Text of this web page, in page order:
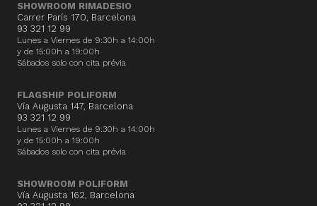
SHOWROOM RIMADESIO
Carrer París 170, Barcelona
93 321 12 99
Lunes a Viernes de 9:30h a 14:00h
y de 15:00h a 19:00h
Sábados solo con cita prévia
FLAGSHIP POLIFORM
Vía Augusta 147, Barcelona
93 321 12 99
Lunes a Viernes de 9:30h a 14:00h
y de 15:00h a 19:00h
Sábados solo con cita prévia
SHOWROOM POLIFORM
Vía Augusta 162, Barcelona